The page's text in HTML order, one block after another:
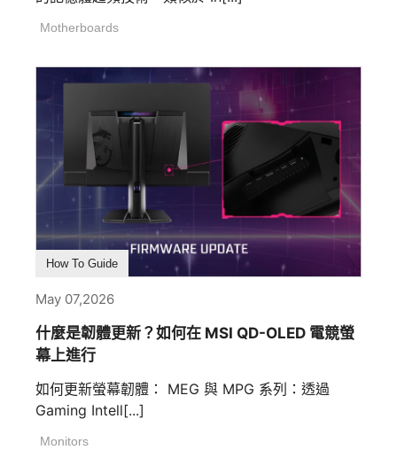
Motherboards
How To Guide
May 07,2026
什麼是韌體更新？如何在 MSI QD-OLED 電競螢
幕上進行
如何更新螢幕韌體： MEG 與 MPG 系列：透過
Gaming Intell[...]
Monitors